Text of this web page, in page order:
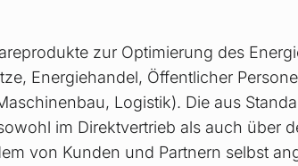
zur Optimierung des
Energiehandel, Öffentlicher
Logistik). Die aus
im Direktvertrieb als auch über
von Kunden und Partnern selbst